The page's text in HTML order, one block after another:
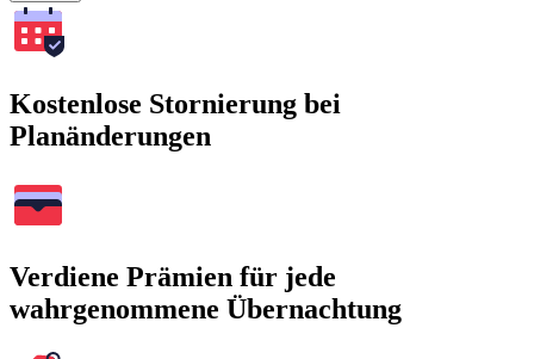
Kostenlose Stornierung bei
Planänderungen
Verdiene Prämien für jede
wahrgenommene Übernachtung